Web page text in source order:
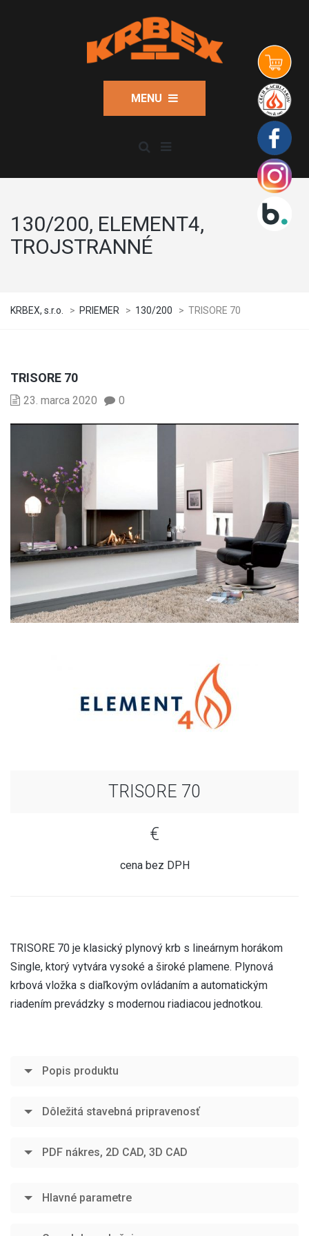
MENU
130/200, ELEMENT4,
TROJSTRANNÉ
KRBEX, s.r.o. > PRIEMER > 130/200 > TRISORE 70
TRISORE 70
23. marca 2020 0
TRISORE 70
€
cena bez DPH
TRISORE 70 je klasický plynový krb s lineárnym horákom
Single, ktorý vytvára vysoké a široké plamene. Plynová
krbová vložka s diaľkovým ovládaním a automatickým
riadením prevádzky s modernou riadiacou jednotkou.
Popis produktu
Dôležitá stavebná pripravenosť
PDF nákres, 2D CAD, 3D CAD
Hlavné parametre